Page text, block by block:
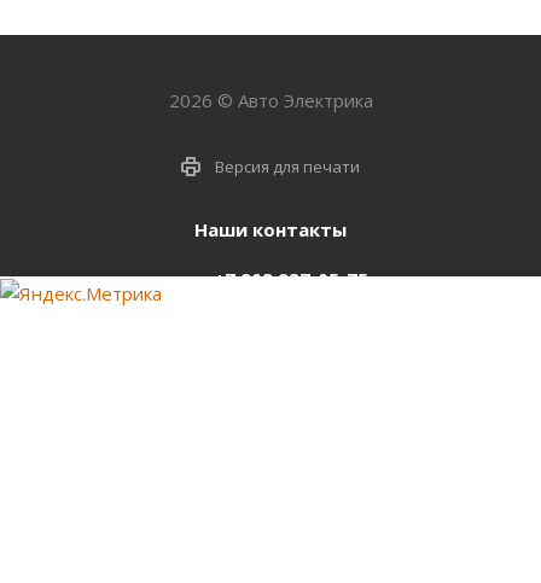
2026 © Авто Электрика
Версия для печати
Наши контакты
+7 903 937-05-75